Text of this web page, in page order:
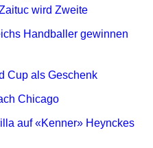
wird Zweite
Handballer gewinnen
Cup als Geschenk
Chicago
auf «Kenner» Heynckes